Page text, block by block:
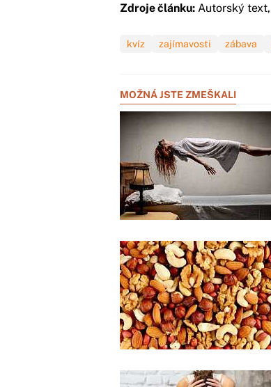
Zdroje článku: Autorský text,
kvíz zajímavosti zábava
MOŽNÁ JSTE ZMEŠKALI